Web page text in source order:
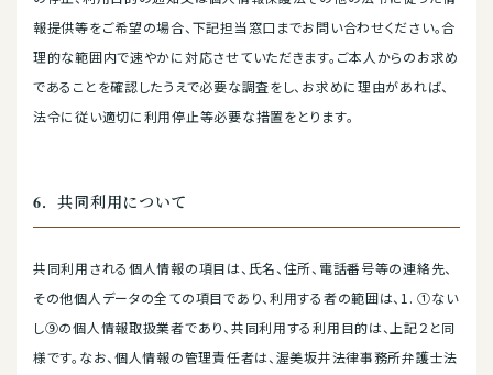
報提供等をご希望の場合、下記担当窓口までお問い合わせください。合
理的な範囲内で速やかに対応させていただきます。ご本人からのお求め
であることを確認したうえで必要な調査をし、お求めに理由があれば、
法令に従い適切に利用停止等必要な措置をとります。
6．共同利用について
共同利用される個人情報の項目は、氏名、住所、電話番号等の連絡先、
その他個人データの全ての項目であり、利用する者の範囲は、1. ①ない
し⑨の個人情報取扱業者であり、共同利用する利用目的は、上記２と同
様です。なお、個人情報の管理責任者は、渥美坂井法律事務所弁護士法